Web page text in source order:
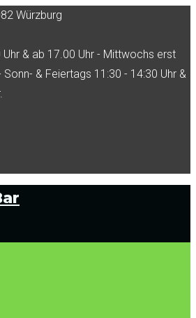
Würzburg
& ab 17.00 Uhr - Mittwochs erst
& Feiertags 11:30 - 14:30 Uhr &